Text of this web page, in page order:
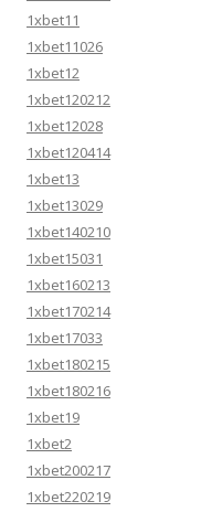
1xbet11
1xbet11026
1xbet12
1xbet120212
1xbet12028
1xbet120414
1xbet13
1xbet13029
1xbet140210
1xbet15031
1xbet160213
1xbet170214
1xbet17033
1xbet180215
1xbet180216
1xbet19
1xbet2
1xbet200217
1xbet220219